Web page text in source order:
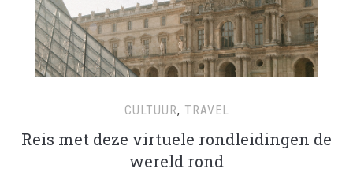
CULTUUR, TRAVEL
Reis met deze virtuele rondleidingen de
wereld rond